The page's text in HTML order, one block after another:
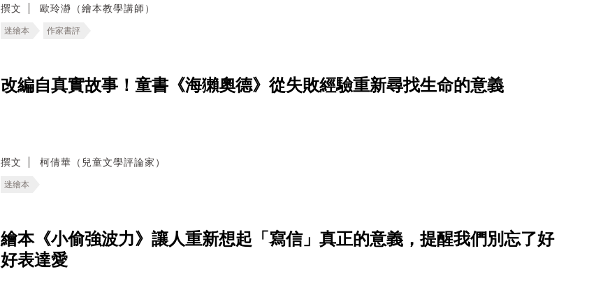
撰文 歐玲瀞（繪本教學講師）
迷繪本 作家書評
改編自真實故事！童書《海獺奧德》從失敗經驗重新尋找生命的意義
撰文 柯倩華（兒童文學評論家）
迷繪本
繪本《小偷強波力》讓人重新想起「寫信」真正的意義，提醒我們別忘了好
好表達愛